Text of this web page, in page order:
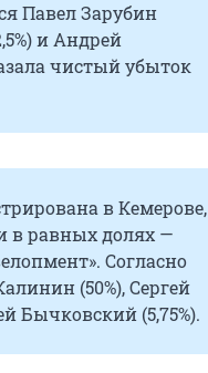
Павел Зарубин
и Андрей
чистый убыток
в Кемерове,
в равных долях —
Согласно
(50%), Сергей
Бычковский (5,75%).